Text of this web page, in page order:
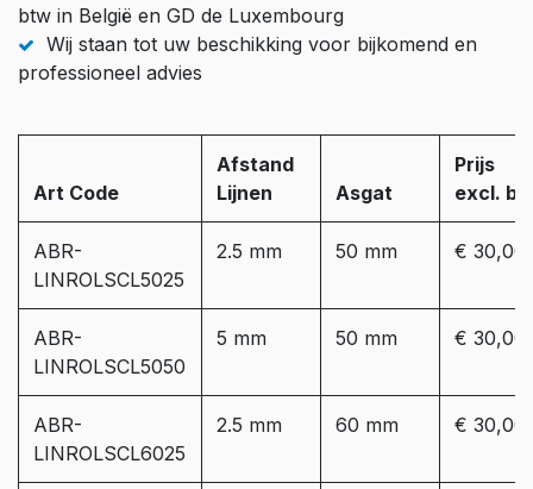
btw in België en GD de Luxembourg
Wij staan tot uw beschikking voor bijkomend en
professioneel advies
Art Code
Afstand
Lijnen
Asgat
Prijs
excl.
ABR-
LINROLSCL5025
2.5 mm 50 mm € 30,00
ABR-
LINROLSCL5050
5 mm 50 mm € 30,00
ABR-
LINROLSCL6025
2.5 mm 60 mm € 30,00